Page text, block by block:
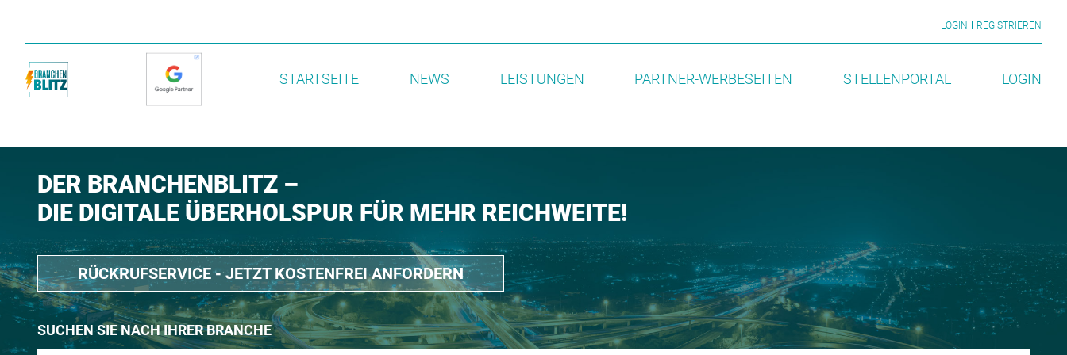
LOGIN REGISTRIEREN
STARTSEITE NEWS LEISTUNGEN PARTNER-WERBESEITEN STELLENPORTAL LOGIN
DER BRANCHENBLITZ –
DIE DIGITALE ÜBERHOLSPUR FÜR MEHR REICHWEITE!
RÜCKRUFSERVICE - JETZT KOSTENFREI ANFORDERN
SUCHEN SIE NACH IHRER BRANCHE